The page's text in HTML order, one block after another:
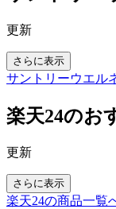
更新
さらに表示
サントリーウエル
楽天24のお
更新
さらに表示
楽天24の商品一覧